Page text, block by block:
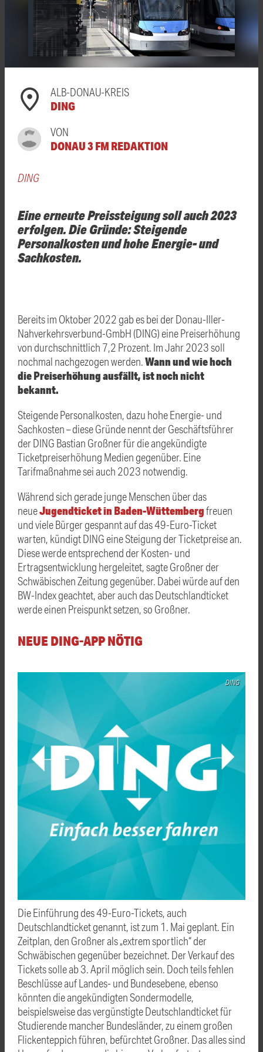
ALB-DONAU-KREIS
DING
VON
DONAU 3 FM REDAKTION
DING
Eine erneute Preissteigung soll auch 2023
erfolgen. Die Gründe: Steigende
Personalkosten und hohe Energie- und
Sachkosten.
Bereits im Oktober 2022 gab es bei der Donau-Iller-
Nahverkehrsverbund-GmbH (DING) eine Preiserhöhung
von durchschnittlich 7,2 Prozent. Im Jahr 2023 soll
nochmal nachgezogen werden.Wann und wie hoch
die Preiserhöhung ausfällt, ist noch nicht
bekannt.
Steigende Personalkosten, dazu hohe Energie- und
Sachkosten – diese Gründe nennt der Geschäftsführer
der DING Bastian Großner für die angekündigte
Ticketpreiserhöhung Medien gegenüber. Eine
Tarifmaßnahme sei auch 2023 notwendig.
Während sich gerade junge Menschen über das
neueJugendticket in Baden-Wüttembergfreuen
und viele Bürger gespannt auf das 49-Euro-Ticket
warten, kündigt DING eine Steigung der Ticketpreise an.
Diese werde entsprechend der Kosten- und
Ertragsentwicklung hergeleitet, sagteGroßnerder
Schwäbischen Zeitung gegenüber. Dabei würde auf den
BW-Index geachtet, aber auch das Deutschlandticket
werde einen Preispunkt setzen, so Großner.
NEUE DING-APP NÖTIG
DING
Die Einführung des 49-Euro-Tickets, auch
Deutschlandticket genannt, ist zum 1. Mai geplant. Ein
Zeitplan, den Großner als „extrem sportlich“ der
Schwäbischen gegenüber bezeichnet. Der Verkauf des
Tickets solle ab 3. April möglich sein. Doch teils fehlen
Beschlüsse auf Landes- und Bundesebene, ebenso
könnten die angekündigten Sondermodelle,
beispielsweise das vergünstigte Deutschlandticket für
Studierende mancher Bundesländer, zu einem großen
Flickenteppich führen, befürchtet Großner. Das alles sind